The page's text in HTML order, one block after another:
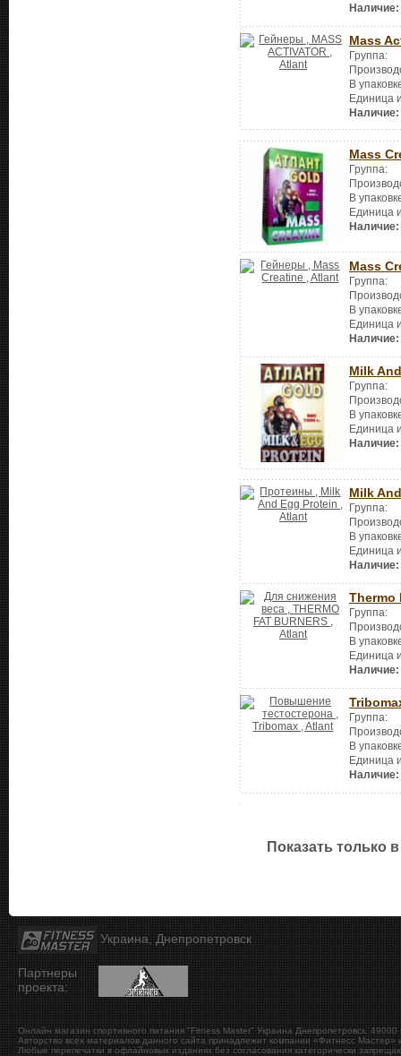
Наличие:
Mass
Группа:
В
Единица
Наличие:
Mass
Группа:
В
Единица
Наличие:
Mass
Группа:
В
Единица
Наличие:
Milk
Группа:
В
Единица
Наличие:
Milk
Группа:
В
Единица
Наличие:
Thermo
Группа:
В
Единица
Наличие:
Группа:
В
Единица
Наличие:
Показать только
Украина, Днепропетровск
Партнеры
проекта:
Онлайн магазин спортивного питания "Fitness Master" Украина Днепропетровск 49000
Авторство всех материалов данного сайта принадлежит компании «Фитнесс Мастер»
Любые перепечатки в офлайновых изданиях без согласования категорически